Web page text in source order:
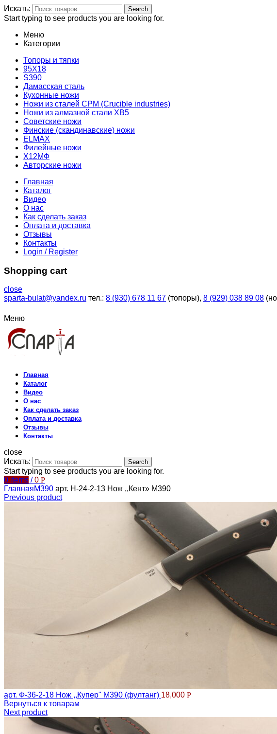
Искать: Search
Start typing to see products you are looking for.
Меню
Категории
Топоры и тяпки
95Х18
S390
Дамасская сталь
Кухонные ножи
Ножи из сталей CPM (Crucible industries)
Ножи из алмазной стали ХВ5
Советские ножи
Финские (скандинавские) ножи
ELMAX
Филейные ножи
Х12МФ
Авторские ножи
Главная
Каталог
Видео
О нас
Как сделать заказ
Оплата и доставка
Отзывы
Контакты
Login / Register
Shopping cart
close
sparta-bulat@yandex.ru тел.: 8 (930) 678 11 67 (топоры), 8 (929) 038 89 08
Меню
Главная
Каталог
Видео
О нас
Как сделать заказ
Оплата и доставка
Отзывы
Контакты
close
Искать:
Search
Start typing to see products you are looking for.
0 items / 0 Р
ГлавнаяМ390 арт. Н-24-2-13 Нож ,,Кент» М390
Previous product
арт. Ф-36-2-18 Нож ,,Купер" М390 (фултанг) 18,000 Р
Вернуться к товарам
Next product